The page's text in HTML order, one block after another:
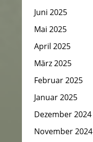
Juni 2025
Mai 2025
April 2025
März 2025
Februar 2025
Januar 2025
Dezember 2024
November 2024